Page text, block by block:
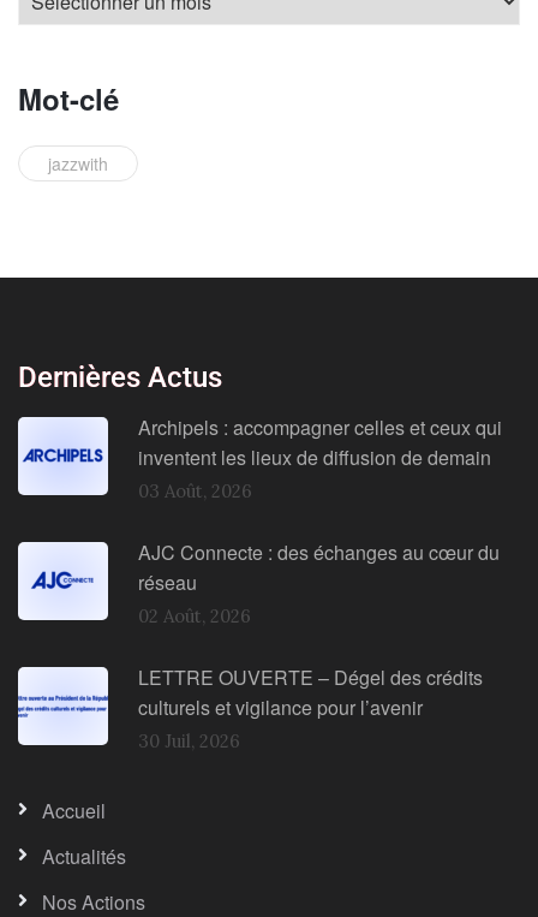
Mot-clé
jazzwith
Dernières Actus
Archipels : accompagner celles et ceux qui
inventent les lieux de diffusion de demain
03 Août, 2026
AJC Connecte : des échanges au cœur du
réseau
02 Août, 2026
LETTRE OUVERTE – Dégel des crédits
culturels et vigilance pour l’avenir
30 Juil, 2026
Accueil
Actualités
Nos Actions